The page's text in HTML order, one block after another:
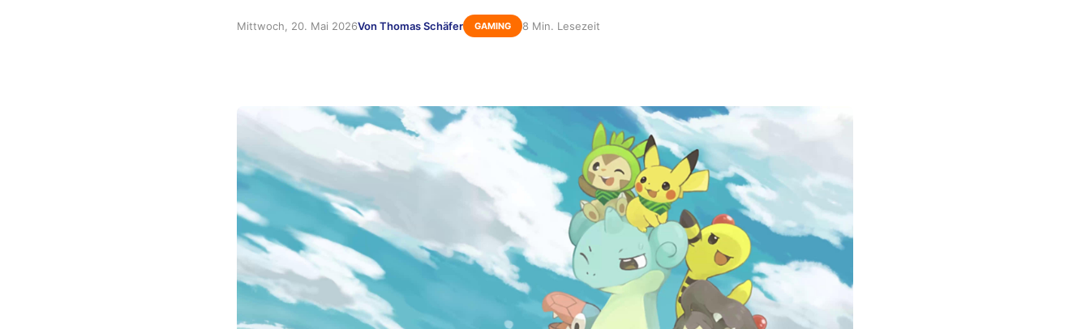
Mittwoch, 20. Mai 2026Von Thomas Schäfer GAMING 8 Min. Lesezeit